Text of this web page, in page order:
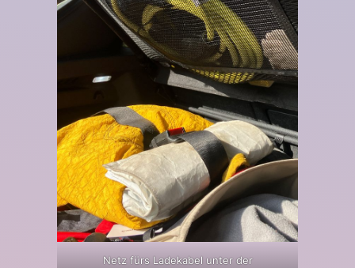
Netz fürs Ladekabel unter der